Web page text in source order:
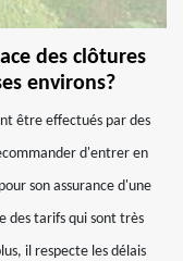
des clôtures
environs?
être effectués par des
d'entrer en
son assurance d'une
des tarifs qui sont très
il respecte les délais